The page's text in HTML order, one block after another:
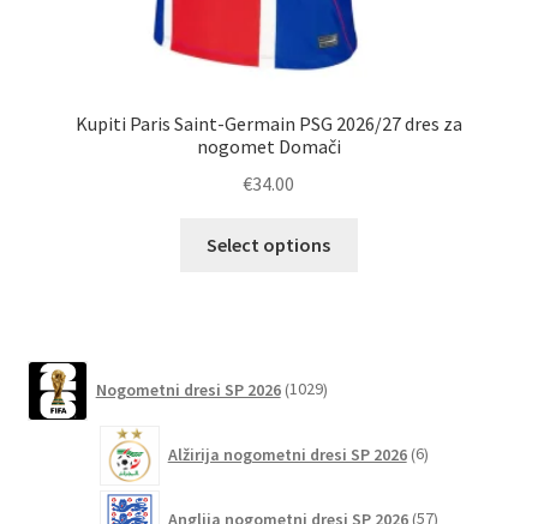
Kupiti Paris Saint-Germain PSG 2026/27 dres za
nogomet Domači
€34.00
Select options
na
Nogometni dresi SP 2026 1029izdelkov
Alžirija nogometni dresi SP 2026 6izdelkov
Anglija nogometni dresi SP 2026 57